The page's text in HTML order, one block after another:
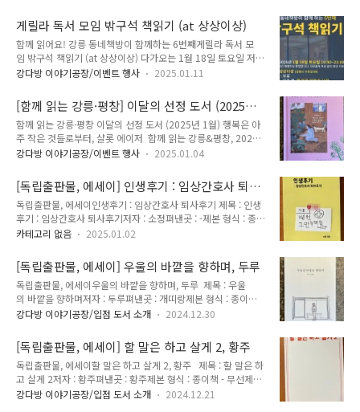
https://www.minamcompany.com/24 MINAMCOMPANY
Co., Lt..
8 (03800) 작가 소개에 적힌 영문 이름을 보자마자 매력에 빠진
시집. 이 책은 탑골 공원 노인들의 대화를 기록한 시집이다. 자칫
무섭거나 슬프게 느껴질 수도 있지만 그 때마다 귀여운 비둘기
사진이 나타나 마음의 안정을 지켜준다. 대학생이 본 탑골 공원
노인들의 모습이 궁금하다면, 역사이자 미래이며 현재인 이들의
https://www.instagram.com/myway..
게릴라 독서 모임 밖구석 책읽기 (at 상상이상)
함께 읽어요! 강릉 동네책방이 함께하는 6번째게릴라 독서 모
임 밖구석 책읽기 (at 상상이상) 다가오는 1월 18일 토요일 저녁
7시 30분 상상이상에서 게릴라 독서 모임 ’밖구석 책읽기‘를 진
몇몇 책방이 모여 진행하는 프로그램입니다. 혼자 책 읽는 게 어
렵다면, 다른 이들과 함께 책을 읽어보세요.밖구석 책읽기는 누
구나 참여할 수 있고 개인 일정에 따라 자유롭게 지각도, 조기 땡
땡이도 할 수 있으니 부담없이 참여해보세요!밖구석 책읽
기 at 상상이상■ 일시 : 2025년 1월 18일 토요
길 59 (옥천동 15-1)■ 참가비 : 무료■ 준비물 : 읽을 책, 책 읽
을 마음과 시간..
강다방 이야기공장/이벤트 행사 2025.01.11
[함께 읽는 강릉·평창] 이달의 선정 도서 (2025년
1월)
함께 읽는 강릉·평창 이달의 선정 도서 (2025년 1월) 행복은 아
주 작은 것들로부터, 샬롯 에이저 함께 읽는 강릉&평창, 2025
년 1월 첫 책은 입니다. 이 책은 자연스럽고 편안한 그림체가 돋
다. 2025년 한 해도 책과 함께 여유롭고 행복한 한 해 보내세요!
사회적으로 책 읽는 분위기를 위해 강릉과 평창 지역의 책방지기
들은 매달 한 권의 책을 읽고 소개하고 있습니다. 책방마다 책
을 소개하는 내용과 방식도 제각기 다르니 시간이 된다면 다
른 책방도 들려 각 책방만의 매력을 발견해 보세요 😊 함께 읽
방 이야기공장 : 강릉시 용지로 162- 깨북 : 강릉시 임영
로 211 2층..
강다방 이야기공장/이벤트 행사 2025.01.04
[독립출판물, 에세이] 인생후기 : 임상간호사 퇴사
후기, 소정
독립출판물, 에세이인생후기 : 임상간호사 퇴사후기 제목 : 인생
후기 : 임상간호사 퇴사후기저자 : 소정펴낸곳 : -제본 형식 : 종이
책 - 무선제본쪽수 : 92쪽크기 : 120x170mm가격 : 8,000원발
한 번씩 꼭 펼쳐보는 책 🧑‍⚕️ 간호사라는 직업을 싫어하지만 사실
은 좋아하는(?) 어느 간호사의 퇴사 일기다. 간호사는 많으니 한
명 퇴사해도 상관없는(?), 퇴사해도 언제든 다시 돌아갈 수 있는
(?) 간호사의 뒷담화가 가득한 간호학과 필독 도서. 퇴사할 용기
가 필요할 때 읽으면 더욱 좋다. 작가 인스타그램
호사 퇴사후기사표 병원 그만두겟습..
카테고리 없음 2025.01.02
[독립출판물, 에세이] 우울의 바깥을 향하며, 두루
독립출판물, 에세이우울의 바깥을 향하며, 두루 제목 : 우울
의 바깥을 향하며저자 : 두루펴낸곳 : 개띠랑제본 형식 : 종이
책 - 무선제본쪽수 : 183쪽크기 : 117x178mm가격 : 13,000원
3 (02800) 인스타그램에 즐겁고 행복한 모습만 올라오는 시
대, 그래서 더 우울한 시대, 우울에 대해 쓴 에세이입니다. 이 책
은 우울에 대해 적었지만 그렇다고 엄청 우울하게 느껴지진 않습
니다. 오히려 작가는 글을 적으며 우울의 바깥으로 나온 느낌
이 듭니다. 어느 날 이유 없이 축 처지게 될 때, 지독하게 가라앉
강다방 이야기공장/입점 도서 소개 2024.12.30
[독립출판물, 에세이] 할 말은 하고 살게 2, 황주
독립출판물, 에세이할 말은 하고 살게 2, 황주 제목 : 할 말은 하
고 살게 2저자 : 황주펴낸곳 : 황주제본 형식 : 종이책 - 무선제본
쪽수 : 76쪽크기 : 148×105mm가격 : 8,500원발행일 : 2024
강다방 이야기공장/입점 도서 소개 2024.12.21